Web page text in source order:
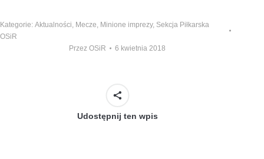
Kategorie: Aktualności, Mecze, Minione imprezy, Sekcja Piłkarska
OSiR
Przez OSiR 6 kwietnia 2018
Udostępnij ten wpis